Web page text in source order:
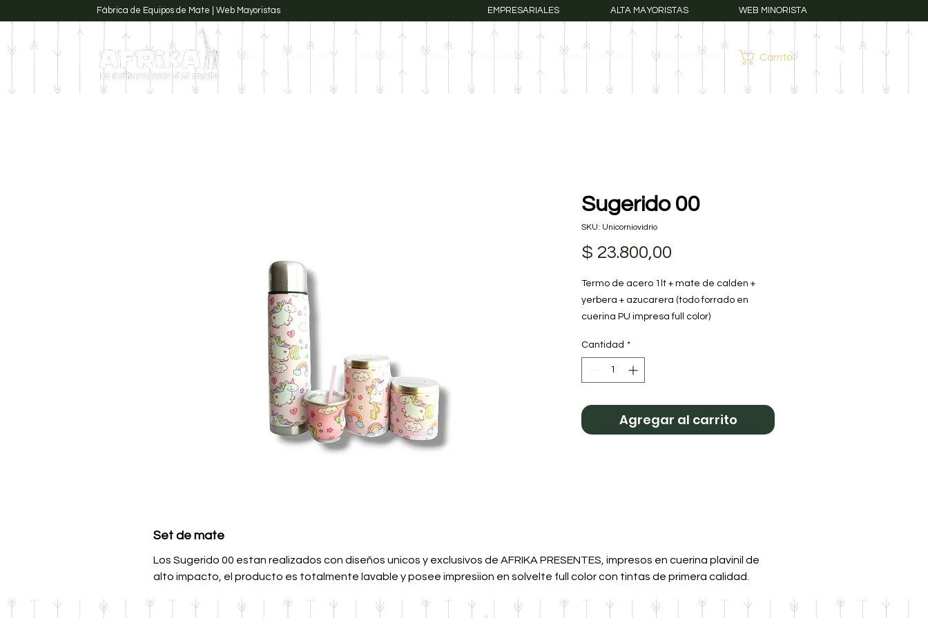
Fábrica de Equipos de Mate | Web Mayoristas EMPRESARIALES ALTA MAYORISTAS WEB MINORISTA
Inicio PRODUCTOS BOLSOS COMBOS REGIONALES ¿COMO COMPRAR? CONTÁCTANOS Carrito Iniciar sesión
Sugerido 00
SKU: Unicorniovidrio
$ 23.800,00
Termo de acero 1lt + mate de calden +
yerbera + azucarera (todo forrado en
cuerina PU impresa full color)
Cantidad *
Agregar al carrito
Set de mate
Los Sugerido 00 estan realizados con diseños unicos y exclusivos de AFRIKA PRESENTES, impresos en cuerina plavinil de
alto impacto, el producto es totalmente lavable y posee impresiion en solvelte full color con tintas de primera calidad.